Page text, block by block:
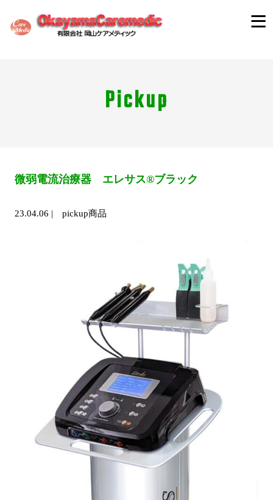
Pickup
微弱電流治療器 エレサス®ブラック
23.04.06 |pickup商品